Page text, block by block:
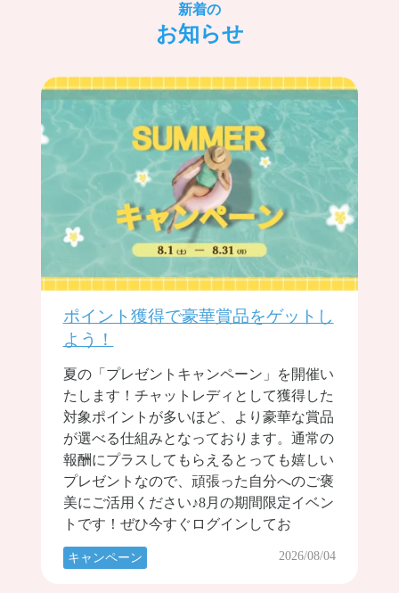
新着の
お知らせ
ポイント獲得で豪華賞品をゲットし
よう！
夏の「プレゼントキャンペーン」を開催い
たします！チャットレディとして獲得した
対象ポイントが多いほど、より豪華な賞品
が選べる仕組みとなっております。通常の
報酬にプラスしてもらえるとっても嬉しい
プレゼントなので、頑張った自分へのご褒
美にご活用ください♪8月の期間限定イベン
トです！ぜひ今すぐログインしてお
キャンペーン 2026/08/04